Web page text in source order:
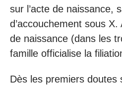
sur l’acte de naissance,
d’accouchement sous
de naissance (dans les
famille officialise la
Dès les premiers doutes